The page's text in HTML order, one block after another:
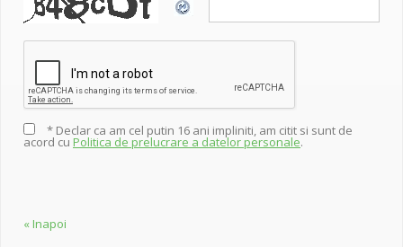
* Declar ca am cel putin 16 ani impliniti, am citit si sunt de
acord cu Politica de prelucrare a datelor personale.
«Inapoi